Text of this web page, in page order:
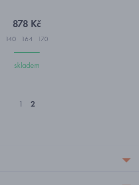
878 Kč
140 164 170
skladem
1 2